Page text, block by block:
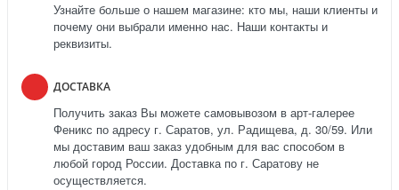
Узнайте больше о нашем магазине: кто мы, наши клиенты и
почему они выбрали именно нас. Наши контакты и
реквизиты.
ДОСТАВКА
Получить заказ Вы можете самовывозом в арт-галерее
Феникс по адресу г. Саратов, ул. Радищева, д. 30/59. Или
мы доставим ваш заказ удобным для вас способом в
любой город России. Доставка по г. Саратову не
осуществляется.